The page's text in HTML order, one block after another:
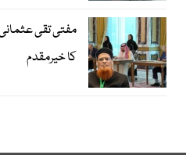
مفتی تقی
کا خیرمقدم